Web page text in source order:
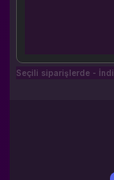
Seçili siparişlerde -